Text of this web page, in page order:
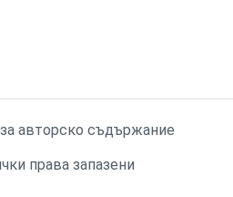
авторско съдържание
права запазени